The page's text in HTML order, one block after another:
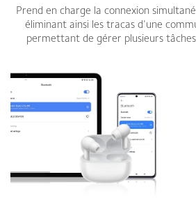
Prend en charge la connexion
éliminant ainsi les tracas d'une
permettant de gérer plusieurs